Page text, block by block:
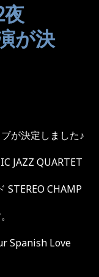
が決
が決定しました♪
JAZZ QUARTET
STEREO CHAMP
Spanish Love